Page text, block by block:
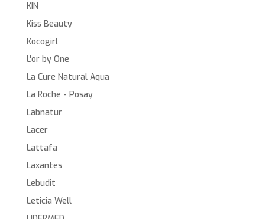
KIN
Kiss Beauty
Kocogirl
L'or by One
La Cure Natural Aqua
La Roche - Posay
Labnatur
Lacer
Lattafa
Laxantes
Lebudit
Leticia Well